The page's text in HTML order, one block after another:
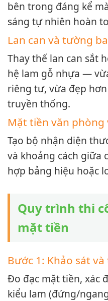
bên trong đáng kể
sáng tự nhiên hoàn
Lan can và tường
Thay thế lan can sắt
hệ lam gỗ nhựa —
riêng tư, vừa đẹp
truyền thống.
Mặt tiền văn phòng
Tạo bộ nhận diện
và khoảng cách giữa
hợp bảng hiệu hoặc
Quy trình thi
mặt tiền
Bước 1: Khảo sát
Đo đạc mặt tiền, xác
kiểu lam (đứng/